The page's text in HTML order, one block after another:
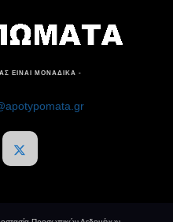
ΕΙΝΑΙ ΜΟΝΑΔΙΚΑ -